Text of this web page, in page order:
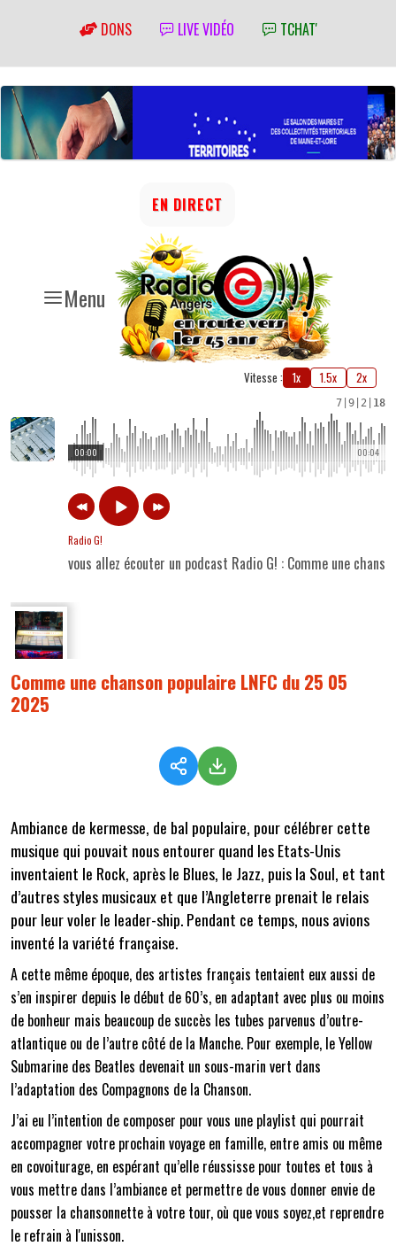
DONS LIVE VIDÉO TCHAT'
Menu
EN DIRECT
Vitesse : 1x 1.5x 2x
7 9 2 18
00:04
00:00
Radio G!
vous allez écouter un podcast Radio G! : Comme une
Comme une chanson populaire LNFC du 25 05
2025
Ambiance de kermesse, de bal populaire, pour célébrer cette
musique qui pouvait nous entourer quand les Etats-Unis
inventaient le Rock, après le Blues, le Jazz, puis la Soul, et tant
d’autres styles musicaux et que l’Angleterre prenait le relais
pour leur voler le leader-ship. Pendant ce temps, nous avions
inventé la variété française.
A cette même époque, des artistes français tentaient eux aussi de
s’en inspirer depuis le début de 60’s, en adaptant avec plus ou moins
de bonheur mais beaucoup de succès les tubes parvenus d’outre-
atlantique ou de l’autre côté de la Manche. Pour exemple, le Yellow
Submarine des Beatles devenait un sous-marin vert dans
l’adaptation des Compagnons de la Chanson.
J’ai eu l’intention de composer pour vous une playlist qui pourrait
accompagner votre prochain voyage en famille, entre amis ou même
en covoiturage, en espérant qu’elle réussisse pour toutes et tous à
vous mettre dans l’ambiance et permettre de vous donner envie de
pousser la chansonnette à votre tour, où que vous soyez,et reprendre
le refrain à l'unisson.